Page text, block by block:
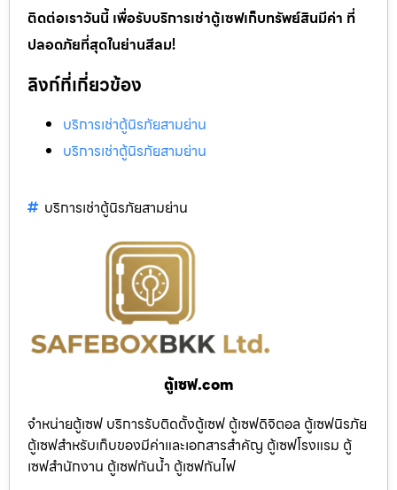
ติดต่อเราวันนี้ เพื่อรับบริการเช่าตู้เซฟเก็บทรัพย์สินมีค่า ที่
ปลอดภัยที่สุดในย่านสีลม!
ลิงก์ที่เกี่ยวข้อง
บริการเช่าตู้นิรภัยสามย่าน
บริการเช่าตู้นิรภัยสามย่าน
บริการเช่าตู้นิรภัยสามย่าน
ตู้เซฟ.com
จำหน่ายตู้เซฟ บริการรับติดตั้งตู้เซฟ ตู้เซฟดิจิตอล ตู้เซฟนิรภัย
ตู้เซฟสำหรับเก็บของมีค่าและเอกสารสำคัญ ตู้เซฟโรงแรม ตู้
เซฟสำนักงาน ตู้เซฟกันน้ำ ตู้เซฟกันไฟ